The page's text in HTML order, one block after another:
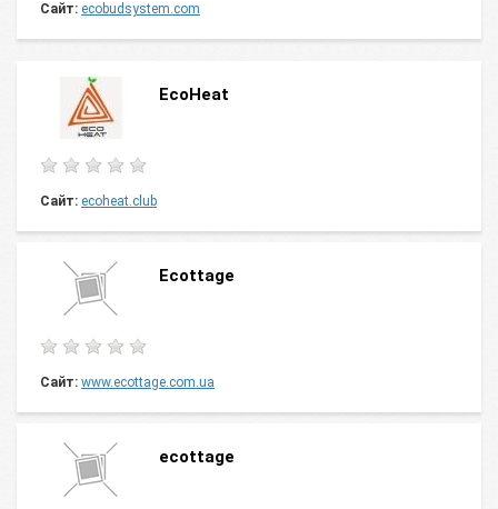
Сайт: ecobudsystem.com
EcoHeat
Сайт: ecoheat.club
Ecottage
Сайт: www.ecottage.com.ua
ecottage